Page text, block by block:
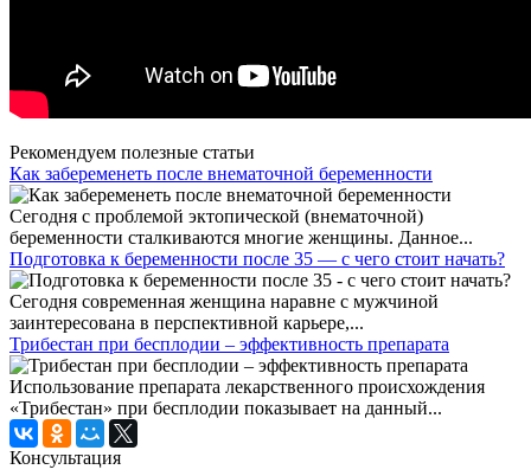
Рекомендуем полезные статьи
Как забеременеть после внематочной беременности
Сегодня с проблемой эктопической (внематочной)
беременности сталкиваются многие женщины. Данное...
Подготовка к беременности после 35 — с чего стоит начать?
Сегодня современная женщина наравне с мужчиной
заинтересована в перспективной карьере,...
Трибестан при бесплодии – эффективность препарата
Использование препарата лекарственного происхождения
«Трибестан» при бесплодии показывает на данный...
Консультация